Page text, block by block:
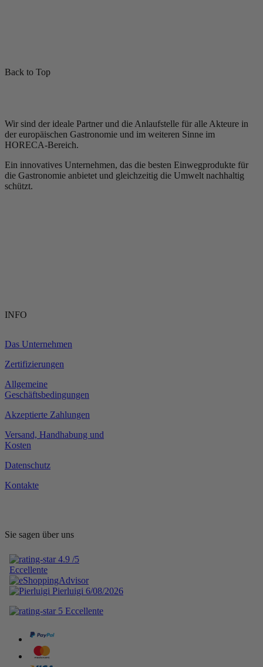
Back to Top
Wir sind der ideale Partner und die Anlaufstelle für alle Akteure in
der europäischen Gastronomie und im weiteren Sinne im
HORECA-Bereich.
Ein innovatives Unternehmen, das die besten Einwegprodukte für
die Gastronomie anbietet und gleichzeitig die Umwelt nachhaltig
schützt.
INFO
Das Unternehmen
Zertifizierungen
Allgemeine
Geschäftsbedingungen
Akzeptierte Zahlungen
Versand, Handhabung und
Kosten
Datenschutz
Kontakte
Sie sagen über uns